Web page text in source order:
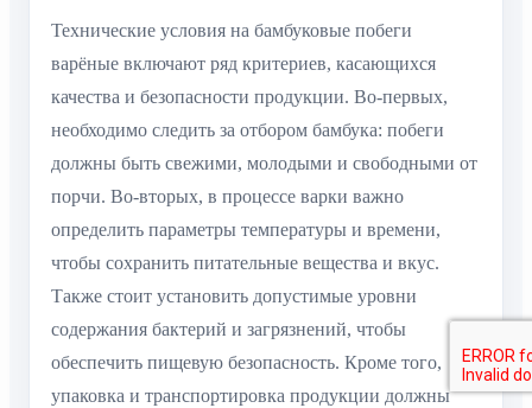
Технические условия на бамбуковые побеги
варёные включают ряд критериев, касающихся
качества и безопасности продукции. Во-первых,
необходимо следить за отбором бамбука: побеги
должны быть свежими, молодыми и свободными от
порчи. Во-вторых, в процессе варки важно
определить параметры температуры и времени,
чтобы сохранить питательные вещества и вкус.
Также стоит установить допустимые уровни
содержания бактерий и загрязнений, чтобы
обеспечить пищевую безопасность. Кроме того,
упаковка и транспортировка продукции должны